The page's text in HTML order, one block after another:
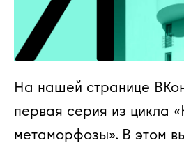
На нашей странице
первая серия из цикла
метаморфозы». В этом